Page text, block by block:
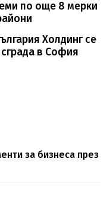
по още 8 мерки
Холдинг се
в София
за бизнеса през